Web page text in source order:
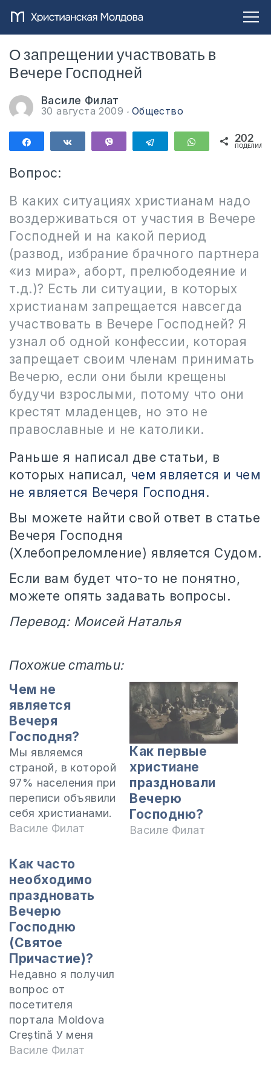
О запрещении участвовать в
Вечере Господней
Василе Филат
30 августа 2009 Общество
ПоделитьсяПоделиться Telegram WhatsApp
202
Вопрос:
В каких ситуациях христианам надо
воздерживаться от участия в Вечере
Господней и на какой период
(развод, избрание брачного партнера
«из мира», аборт, прелюбодеяние и
т.д.)? Есть ли ситуации, в которых
христианам запрещается навсегда
участвовать в Вечере Господней? Я
узнал об одной конфессии, которая
запрещает своим членам принимать
Вечерю, если они были крещены
будучи взрослыми, потому что они
крестят младенцев, но это не
православные и не католики.
Раньше я написал две статьи, в
которых написал, чем является и чем
не является Вечеря Господня .
Вы можете найти свой ответ в статье
Вечеря Господня
(Хлебопреломление) является Судом.
Если вам будет что-то не понятно,
можете опять задавать вопросы.
Перевод: Моисей Наталья
Похожие статьи:
Чем не
является
Вечеря
Господня?
Мы являемся
страной, в которой
97% населения при
переписи объявили
себя христианами.
Поэтому термин
или Причастие,
знаком
большинству,
даже почти всем.
Но вместе с этим
существует
большая путаница
относительно
этого священного
действа. Поэтому
я хочу в
следующих трех
статьях
проследить, чему
Василе Филат
Как первые
христиане
праздновали
Вечерю
Господню?
Василе Филат
Как часто
необходимо
праздновать
Вечерю
Господню
(Святое
Причастие)?
Недавно я получил
вопрос от
посетителя
портала Moldova
Creștină У меня
есть вопрос –
Василе Филат